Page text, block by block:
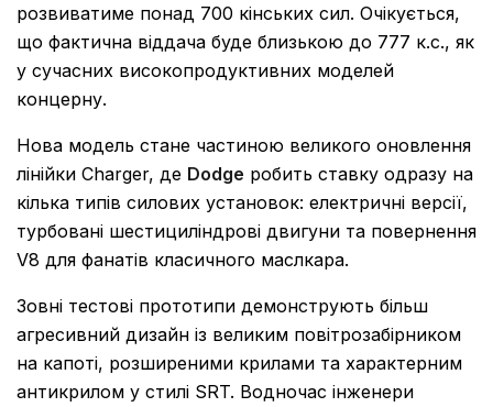
розвиватиме понад 700 кінських сил. Очікується,
що фактична віддача буде близькою до 777 к.с., як
у сучасних високопродуктивних моделей
концерну.
Нова модель стане частиною великого оновлення
лінійки Charger, де Dodge робить ставку одразу на
кілька типів силових установок: електричні версії,
турбовані шестициліндрові двигуни та повернення
V8 для фанатів класичного маслкара.
Зовні тестові прототипи демонструють більш
агресивний дизайн із великим повітрозабірником
на капоті, розширеними крилами та характерним
антикрилом у стилі SRT. Водночас інженери